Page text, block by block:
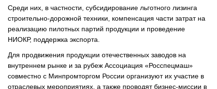
Среди них, в частности, субсидирование льготного лизинга
строительно-дорожной техники, компенсация части затрат на
реализацию пилотных партий продукции и проведение
НИОКР, поддержка экспорта.
Для продвижения продукции отечественных заводов на
внутреннем рынке и за рубеж Ассоциация «Росспецмаш»
совместно с Минпромторгом России организуют их участие в
отраслевых мероприятиях, а также проводят бизнес-миссии в